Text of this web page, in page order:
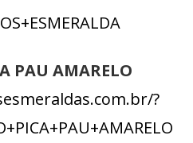
PAU AMARELO
?